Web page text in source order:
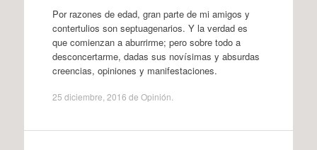
Por razones de edad, gran parte de mi amigos y
contertulios son septuagenarios. Y la verdad es
que comienzan a aburrirme; pero sobre todo a
desconcertarme, dadas sus novísimas y absurdas
creencias, opiniones y manifestaciones.
25 diciembre, 2016 de Opinión